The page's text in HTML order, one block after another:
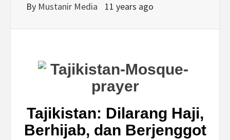
By Mustanir Media 11 years ago
Tajikistan: Dilarang Haji,
Berhijab, dan Berjenggot